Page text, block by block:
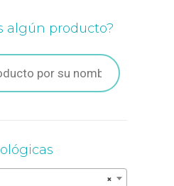
algún producto?
×